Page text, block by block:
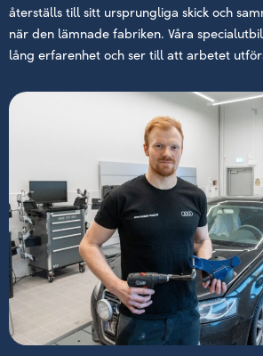
återställs till sitt ursprungliga skick och
när den lämnade fabriken. Våra
lång erfarenhet och ser till att arbetet